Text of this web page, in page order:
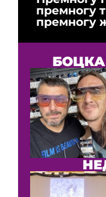
премногу
премногу